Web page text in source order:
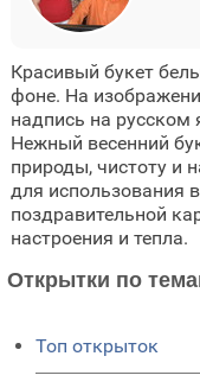
Красивый букет
фоне. На
надпись на
Нежный весенний
природы, чистоту и
для использования
поздравительной
настроения и тепла.
Открытки по
Топ открыток